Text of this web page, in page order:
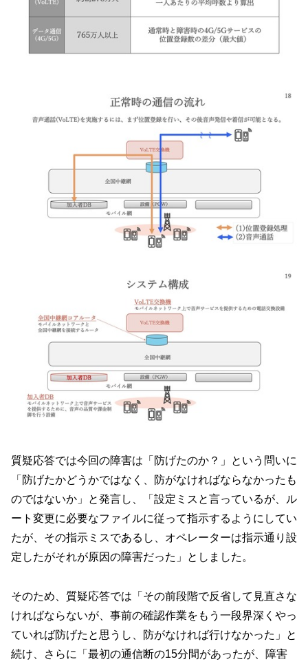
質疑応答では今回の障害は「防げたのか？」という問いに
「防げたかどうかではなく、防がなければならなかったも
のではないか」と発言し、「設定ミスと言っているが、ル
ート変更に必要なファイルに従って指示するようにしてい
たが、その指示ミスであるし、オペレーターは指示通り設
定したがそれが原因の障害だった」としました。
そのため、質疑応答では「その前段階で反省して見直さな
ければならないが、事前の確認作業をもう一段界深くやっ
ていれば防げたと思うし、防がなければ行けなかった」と
続け、さらに「最初の通信断の15分間があったが、障害